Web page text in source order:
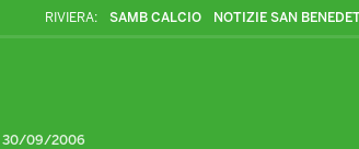
RIVIERA: SAMB CALCIO NOTIZIE SAN
30/09/2006